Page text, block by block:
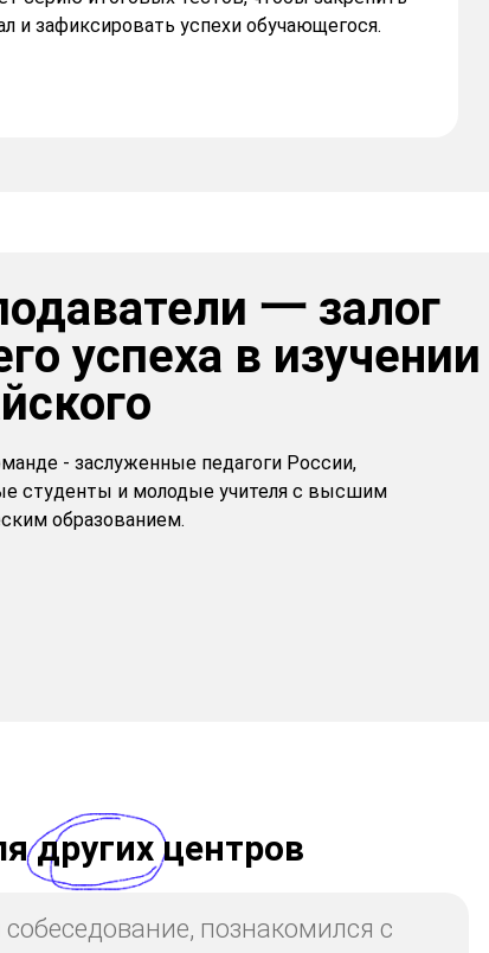
и зафиксировать успехи обучающегося.
一 залог
успеха в изучении
- заслуженные педагоги России,
студенты и молодые учителя с высшим
образованием.
других центров
познакомился с